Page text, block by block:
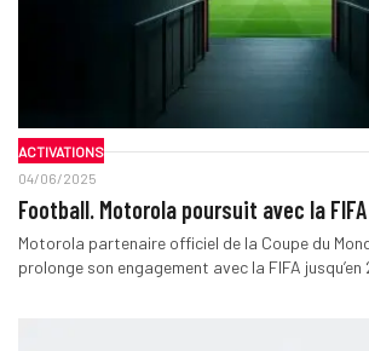
ACTIVATIONS
04/06/2025
Football. Motorola poursuit avec la
Motorola partenaire officiel de la Coupe du
prolonge son engagement avec la FIFA